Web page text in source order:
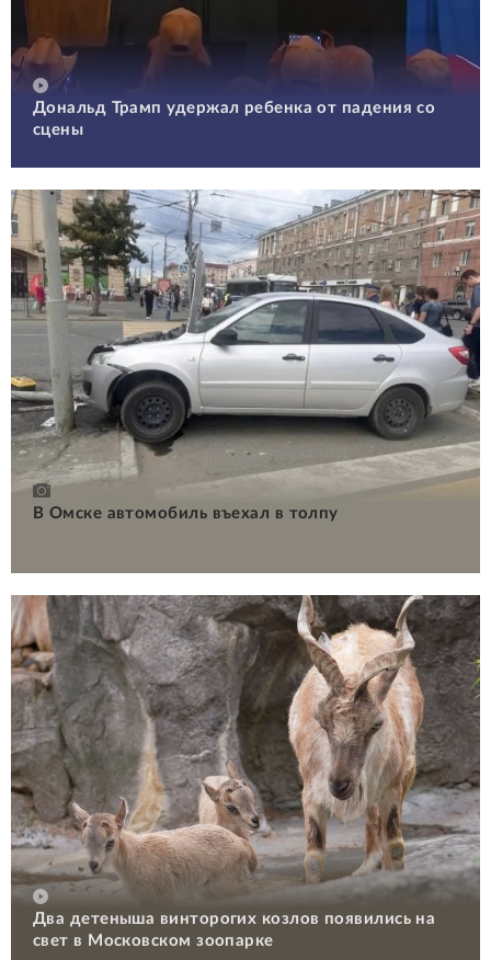
Дональд Трамп удержал ребенка от падения со
сцены
В Омске автомобиль въехал в толпу
Два детеныша винторогих козлов появились на
свет в Московском зоопарке